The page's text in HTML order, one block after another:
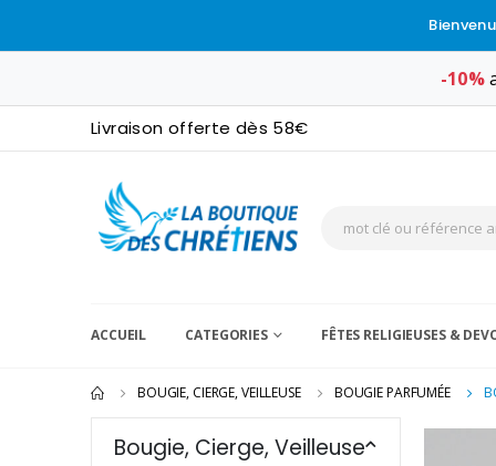
-10%
Livraison offerte dès 58€
ACCUEIL CATEGORIES FÊTES RELIGIEUSES &
BOUGIE, CIERGE, VEILLEUSE BOUGIE PARFUMÉE
Bougie, Cierge, Veilleuse